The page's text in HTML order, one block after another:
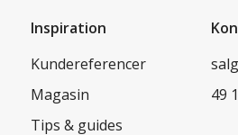
Inspiration
Kundereferencer
Magasin
Tips & guides
49